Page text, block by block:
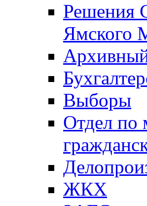
Решения
Ямского
Выборы
Отдел по
ЖКХ